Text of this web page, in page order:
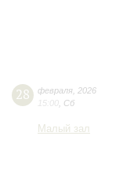
28 февраля 2026
15:00 Сб
Малый зал